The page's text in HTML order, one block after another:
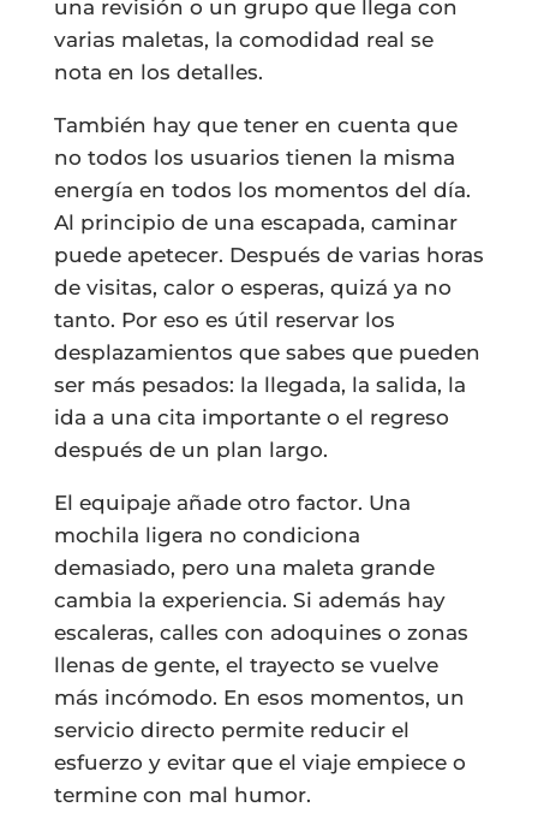
una revisión o un grupo que llega con
varias maletas, la comodidad real se
nota en los detalles.
También hay que tener en cuenta que
no todos los usuarios tienen la misma
energía en todos los momentos del día.
Al principio de una escapada, caminar
puede apetecer. Después de varias horas
de visitas, calor o esperas, quizá ya no
tanto. Por eso es útil reservar los
desplazamientos que sabes que pueden
ser más pesados: la llegada, la salida, la
ida a una cita importante o el regreso
después de un plan largo.
El equipaje añade otro factor. Una
mochila ligera no condiciona
demasiado, pero una maleta grande
cambia la experiencia. Si además hay
escaleras, calles con adoquines o zonas
llenas de gente, el trayecto se vuelve
más incómodo. En esos momentos, un
servicio directo permite reducir el
esfuerzo y evitar que el viaje empiece o
termine con mal humor.